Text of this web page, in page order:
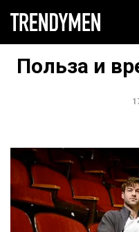
Польза и